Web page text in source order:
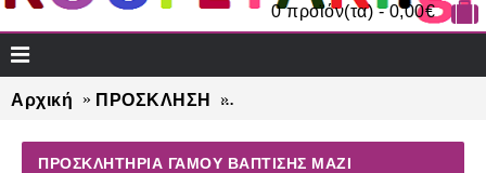
0 προϊόν(τα) - 0,00€
Αρχική ΠΡΟΣΚΛΗΣΗ
ΠΡΟΣΚΛΗΤΉΡΙΑ ΓΆΜΟΥ ΒΆΠΤΙΣΗΣ ΜΑΖΊ